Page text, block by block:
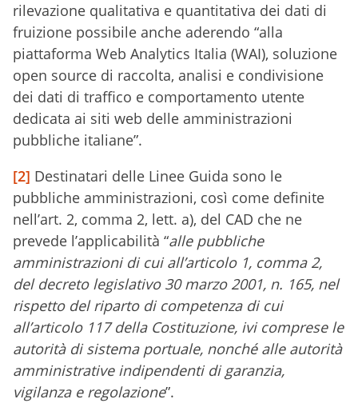
rilevazione qualitativa e quantitativa dei dati di
fruizione possibile anche aderendo “alla
piattaforma Web Analytics Italia (WAI), soluzione
open source di raccolta, analisi e condivisione
dei dati di traffico e comportamento utente
dedicata ai siti web delle amministrazioni
pubbliche italiane”.
[2] Destinatari delle Linee Guida sono le
pubbliche amministrazioni, così come definite
nell’art. 2, comma 2, lett. a), del CAD che ne
prevede l’applicabilità “alle pubbliche
amministrazioni di cui all’articolo 1, comma 2,
del decreto legislativo 30 marzo 2001, n. 165, nel
rispetto del riparto di competenza di cui
all’articolo 117 della Costituzione, ivi comprese le
autorità di sistema portuale, nonché alle autorità
amministrative indipendenti di garanzia,
vigilanza e regolazione”.